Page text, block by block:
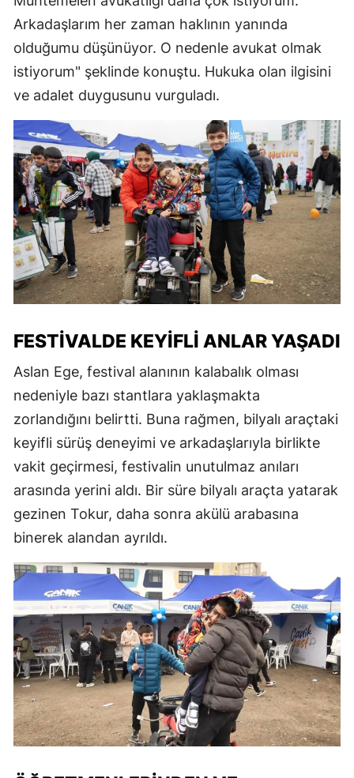
Arkadaşlarım her zaman haklının yanında
olduğumu düşünüyor. O nedenle avukat olmak
istiyorum" şeklinde konuştu. Hukuka olan ilgisini
ve adalet duygusunu vurguladı.
FESTIVALDE KEYIFLI ANLAR YAŞADI
Aslan Ege, festival alanının kalabalık olması
nedeniyle bazı stantlara yaklaşmakta
zorlandığını belirtti. Buna rağmen, bilyalı araçtaki
keyifli sürüş deneyimi ve arkadaşlarıyla birlikte
vakit geçirmesi, festivalin unutulmaz anıları
arasında yerini aldı. Bir süre bilyalı araçta yatarak
gezinen Tokur, daha sonra akülü arabasına
binerek alandan ayrıldı.